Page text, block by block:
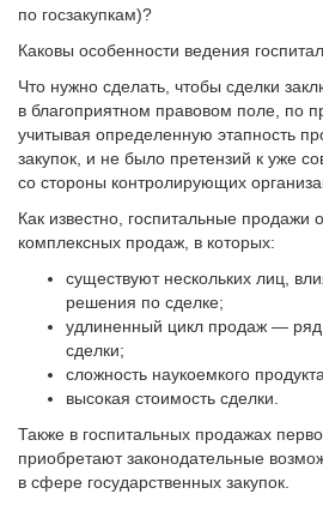
по госзакупкам)?
Каковы особенности ведения
Что нужно сделать, чтобы сделки
в благоприятном правовом поле, по
учитывая определенную этапность
закупок, и не было претензий к уже
со стороны контролирующих
Как известно, госпитальные продажи
комплексных продаж, в которых:
существуют нескольких лиц,
решения по сделке;
удлиненный цикл продаж — ряд
сделки;
сложность наукоемкого
высокая стоимость сделки.
Также в госпитальных продажах
приобретают законодательные
в сфере государственных закупок.